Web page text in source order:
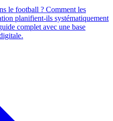
le football ? Comment les
planifient-ils systématiquement
complet avec une base